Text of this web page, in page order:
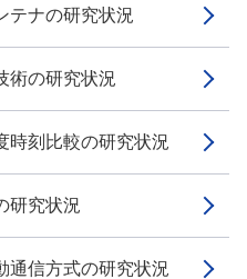
テナの研究状況
術の研究状況
時刻比較の研究状況
研究状況
通信方式の研究状況